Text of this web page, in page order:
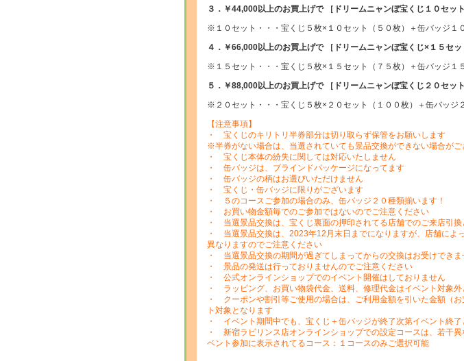
３．￥44,000以上のお買上げで ［ドリームニャンぼ宝くじ１０セッ
※１０セット・・・宝くじ５枚×１０セット（５０枚）＋缶バッジ１
４．￥66,000以上のお買上げで ［ドリームニャンぼ宝くじ×１５セッ
※１５セット・・・宝くじ５枚×１５セット（７５枚）＋缶バッジ１
５．￥88,000以上のお買上げで ［ドリームニャンぼ宝くじ２０セッ
※２０セット・・・宝くじ５枚×２０セット（１００枚）＋缶バッジ
【注意事項】
・ 宝くじのキリトリ半券部分は切り取らず保管をお願いします
※半券がない場合は、当選されていても景品交換ができない場合がご
・ 宝くじ本体の紛失に関しては対応いたしません
・ 缶バッジは、ブラインドパッケージになってます
・ 缶バッジの柄はお選びいただけません
・ 宝くじ・缶バッジに限りがございます
・ ５のコースご参加の場合のみ、缶バッジ２０種類揃います！
・ お買い物金額毎でのご参加ではないのでご注意ください
・ 当選景品交換は、宝くじ裏面の押印されてる店舗でのご来店引換
・ 当選景品交換は、2023年12月末日までになりますが、店舗によ
異なりますのでご注意ください
・ 当選景品交換の期間が過ぎてしまってからの交換はお受けできま
・ 景品の発送は行っておりませんのでご注意ください
・ 公式オンラインショップでのイベント開催はしておりません
・ ラッピング、お買い物袋代金、送料、修理代金はイベント対象外
・ クーポンや割引等ご使用の場合は、ご利用金額を引いた金額（お
ト対象となります
・ イベント期間中でも、宝くじ＋缶バッジが終了次第イベント終了
・ 新宿ラビリンス店オンラインショップでの設定コースは、若干
ベント参加に表示されてるコース：１コースのみご選択可能